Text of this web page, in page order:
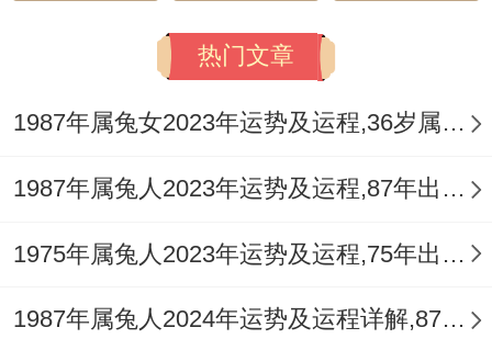
热门文章
1987年属兔女2023年运势及运程,36岁属兔人2023全年每月运势女性如何
1987年属兔人2023年运势及运程,87年出生的36岁生肖兔2023年本命年每月运势详解
1975年属兔人2023年运势及运程,75年出生的48岁生肖兔2023年本命年每月运势详解
1987年属兔人2024年运势及运程详解,87年出生37岁肖兔人在2024全年每月运势完整版